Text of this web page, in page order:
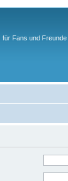
Fans und